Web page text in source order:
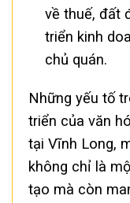
về thuế, đất
triển kinh
chủ quán.
Những yếu tố
triển của văn
tại Vĩnh Long,
không chỉ là
tạo mà còn